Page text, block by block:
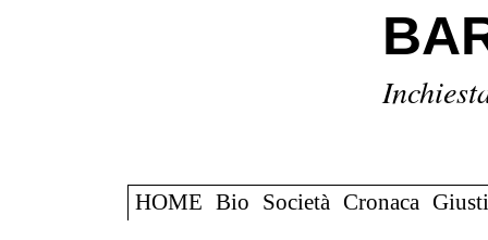
HOME Bio Società Cronaca